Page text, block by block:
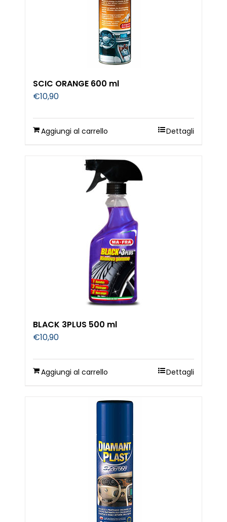
SCIC ORANGE 600 ml
€10,90
Aggiungi al carrello Dettagli
BLACK 3PLUS 500 ml
€10,90
Aggiungi al carrello Dettagli